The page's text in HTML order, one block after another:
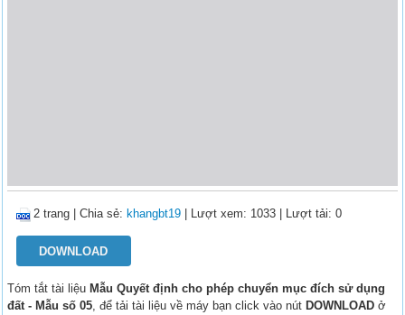
2 trang |Chia sẻ: khangbt19 | Lượt xem: 1033 | Lượt tải: 0
DOWNLOAD
Tóm tắt tài liệu Mẫu Quyết định cho phép chuyển mục đích sử dụng
đất - Mẫu số 05, để tải tài liệu về máy bạn click vào nút DOWNLOAD ở